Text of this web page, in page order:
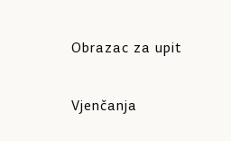
Obrazac za upit
Vjenčanja